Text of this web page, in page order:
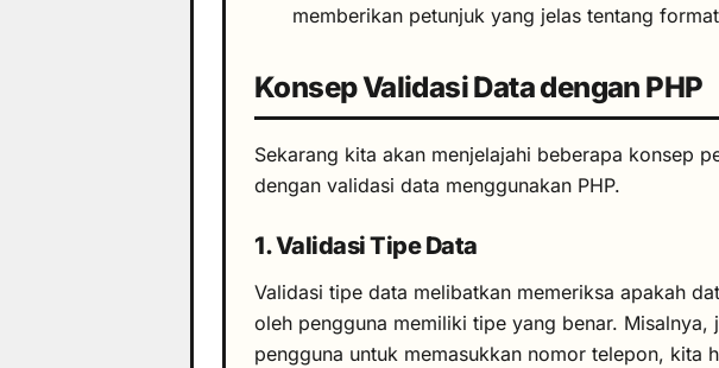
memberikan petunjuk yang jelas tentang
Konsep Validasi Data dengan PHP
Sekarang kita akan menjelajahi beberapa konsep
dengan validasi data menggunakan PHP.
1. Validasi Tipe Data
Validasi tipe data melibatkan memeriksa apakah
oleh pengguna memiliki tipe yang benar. Misalnya,
pengguna untuk memasukkan nomor telepon, kita